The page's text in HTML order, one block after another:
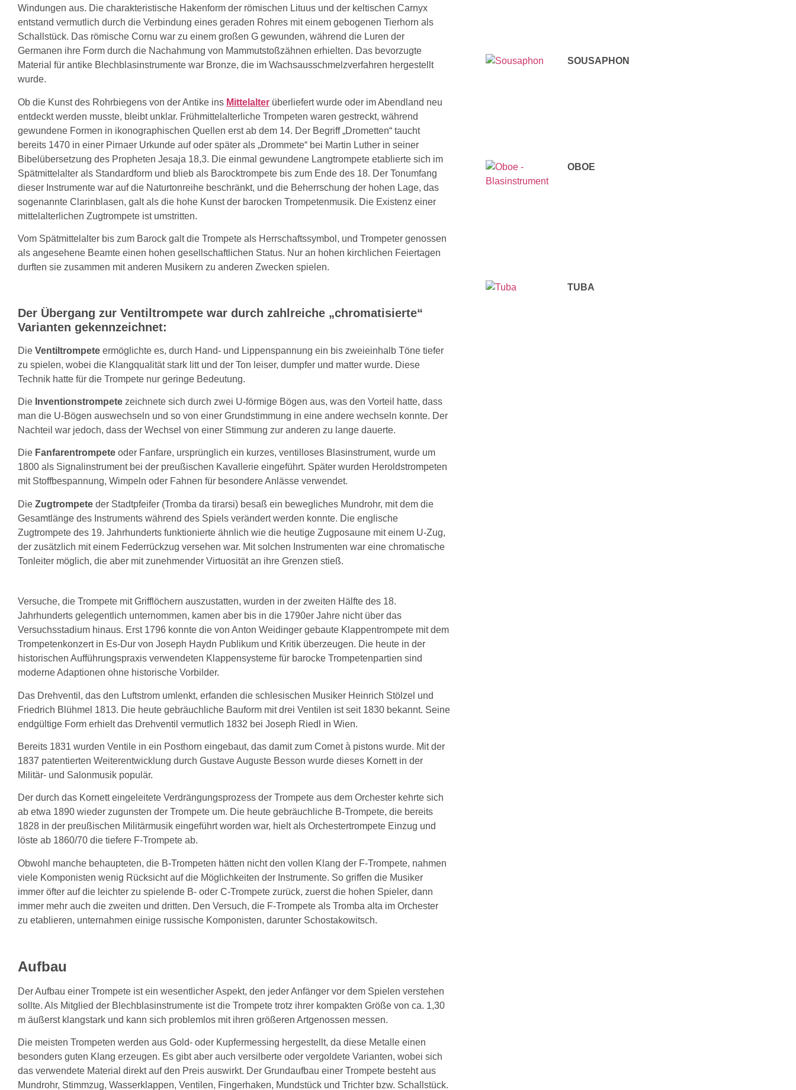
Windungen aus. Die charakteristische Hakenform der römischen Lituus und der keltischen Carnyx
entstand vermutlich durch die Verbindung eines geraden Rohres mit einem gebogenen Tierhorn als
Schallstück. Das römische Cornu war zu einem großen G gewunden, während die Luren der
Germanen ihre Form durch die Nachahmung von Mammutstoßzähnen erhielten. Das bevorzugte
Material für antike Blechblasinstrumente war Bronze, die im Wachsausschmelzverfahren hergestellt
wurde.
Ob die Kunst des Rohrbiegens von der Antike ins Mittelalter überliefert wurde oder im Abendland neu
entdeckt werden musste, bleibt unklar. Frühmittelalterliche Trompeten waren gestreckt, während
gewundene Formen in ikonographischen Quellen erst ab dem 14. Der Begriff „Drometten“ taucht
bereits 1470 in einer Pirnaer Urkunde auf oder später als „Drommete“ bei Martin Luther in seiner
Bibelübersetzung des Propheten Jesaja 18,3. Die einmal gewundene Langtrompete etablierte sich im
Spätmittelalter als Standardform und blieb als Barocktrompete bis zum Ende des 18. Der Tonumfang
dieser Instrumente war auf die Naturtonreihe beschränkt, und die Beherrschung der hohen Lage, das
sogenannte Clarinblasen, galt als die hohe Kunst der barocken Trompetenmusik. Die Existenz einer
mittelalterlichen Zugtrompete ist umstritten.
Vom Spätmittelalter bis zum Barock galt die Trompete als Herrschaftssymbol, und Trompeter genossen
als angesehene Beamte einen hohen gesellschaftlichen Status. Nur an hohen kirchlichen Feiertagen
durften sie zusammen mit anderen Musikern zu anderen Zwecken spielen.
Der Übergang zur Ventiltrompete war durch zahlreiche „chromatisierte“
Varianten gekennzeichnet:
Die Ventiltrompete ermöglichte es, durch Hand- und Lippenspannung ein bis zweieinhalb Töne tiefer
zu spielen, wobei die Klangqualität stark litt und der Ton leiser, dumpfer und matter wurde. Diese
Technik hatte für die Trompete nur geringe Bedeutung.
Die Inventionstrompete zeichnete sich durch zwei U-förmige Bögen aus, was den Vorteil hatte, dass
man die U-Bögen auswechseln und so von einer Grundstimmung in eine andere wechseln konnte. Der
Nachteil war jedoch, dass der Wechsel von einer Stimmung zur anderen zu lange dauerte.
Die Fanfarentrompete oder Fanfare, ursprünglich ein kurzes, ventilloses Blasinstrument, wurde um
1800 als Signalinstrument bei der preußischen Kavallerie eingeführt. Später wurden Heroldstrompeten
mit Stoffbespannung, Wimpeln oder Fahnen für besondere Anlässe verwendet.
Die Zugtrompete der Stadtpfeifer (Tromba da tirarsi) besaß ein bewegliches Mundrohr, mit dem die
Gesamtlänge des Instruments während des Spiels verändert werden konnte. Die englische
Zugtrompete des 19. Jahrhunderts funktionierte ähnlich wie die heutige Zugposaune mit einem U-Zug,
der zusätzlich mit einem Federrückzug versehen war. Mit solchen Instrumenten war eine chromatische
Tonleiter möglich, die aber mit zunehmender Virtuosität an ihre Grenzen stieß.
Versuche, die Trompete mit Grifflöchern auszustatten, wurden in der zweiten Hälfte des 18.
Jahrhunderts gelegentlich unternommen, kamen aber bis in die 1790er Jahre nicht über das
Versuchsstadium hinaus. Erst 1796 konnte die von Anton Weidinger gebaute Klappentrompete mit dem
Trompetenkonzert in Es-Dur von Joseph Haydn Publikum und Kritik überzeugen. Die heute in der
historischen Aufführungspraxis verwendeten Klappensysteme für barocke Trompetenpartien sind
moderne Adaptionen ohne historische Vorbilder.
Das Drehventil, das den Luftstrom umlenkt, erfanden die schlesischen Musiker Heinrich Stölzel und
Friedrich Blühmel 1813. Die heute gebräuchliche Bauform mit drei Ventilen ist seit 1830 bekannt. Seine
endgültige Form erhielt das Drehventil vermutlich 1832 bei Joseph Riedl in Wien.
Bereits 1831 wurden Ventile in ein Posthorn eingebaut, das damit zum Cornet à pistons wurde. Mit der
1837 patentierten Weiterentwicklung durch Gustave Auguste Besson wurde dieses Kornett in der
Militär- und Salonmusik populär.
Der durch das Kornett eingeleitete Verdrängungsprozess der Trompete aus dem Orchester kehrte sich
ab etwa 1890 wieder zugunsten der Trompete um. Die heute gebräuchliche B-Trompete, die bereits
1828 in der preußischen Militärmusik eingeführt worden war, hielt als Orchestertrompete Einzug und
löste ab 1860/70 die tiefere F-Trompete ab.
Obwohl manche behaupteten, die B-Trompeten hätten nicht den vollen Klang der F-Trompete, nahmen
viele Komponisten wenig Rücksicht auf die Möglichkeiten der Instrumente. So griffen die Musiker
immer öfter auf die leichter zu spielende B- oder C-Trompete zurück, zuerst die hohen Spieler, dann
immer mehr auch die zweiten und dritten. Den Versuch, die F-Trompete als Tromba alta im Orchester
zu etablieren, unternahmen einige russische Komponisten, darunter Schostakowitsch.
Aufbau
Der Aufbau einer Trompete ist ein wesentlicher Aspekt, den jeder Anfänger vor dem Spielen verstehen
sollte. Als Mitglied der Blechblasinstrumente ist die Trompete trotz ihrer kompakten Größe von ca. 1,30
m äußerst klangstark und kann sich problemlos mit ihren größeren Artgenossen messen.
Die meisten Trompeten werden aus Gold- oder Kupfermessing hergestellt, da diese Metalle einen
besonders guten Klang erzeugen. Es gibt aber auch versilberte oder vergoldete Varianten, wobei sich
das verwendete Material direkt auf den Preis auswirkt. Der Grundaufbau einer Trompete besteht aus
Mundrohr, Stimmzug, Wasserklappen, Ventilen, Fingerhaken, Mundstück und Trichter bzw. Schallstück.
SOUSAPHON
OBOE
TUBA